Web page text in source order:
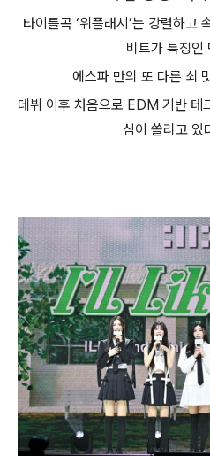
타이틀곡 ‘위플래시 ’는 강렬하고
비트가 특징인
에스파 만의 또 다른 쇠
데뷔 이후 처음으로 EDM 기반 테
심이 쏠리고 있